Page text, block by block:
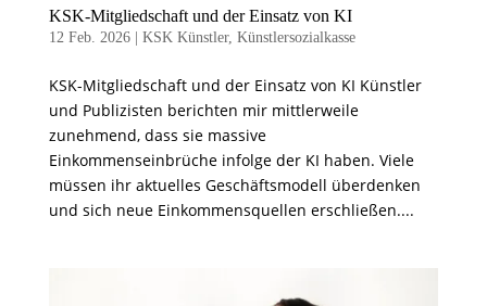
KSK-Mitgliedschaft und der Einsatz von KI
12 Feb. 2026| KSK Künstler, Künstlersozialkasse
KSK-Mitgliedschaft und der Einsatz von KI Künstler
und Publizisten berichten mir mittlerweile
zunehmend, dass sie massive
Einkommenseinbrüche infolge der KI haben. Viele
müssen ihr aktuelles Geschäftsmodell überdenken
und sich neue Einkommensquellen erschließen....